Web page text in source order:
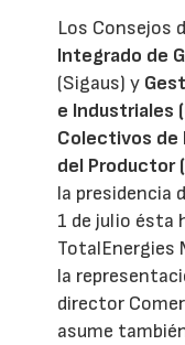
Los Consejos
Integrado de
(Sigaus) y
e Industriales
Colectivos de
del Productor
la presidencia
1 de julio ésta
TotalEnergies
la
director
asume